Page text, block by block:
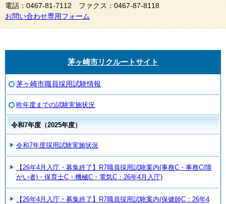
電話：0467-81-7112 ファクス：0467-87-8118
お問い合わせ専用フォーム
茅ヶ崎市リクルートサイト
茅ヶ崎市職員採用試験情報
昨年度までの試験実施状況
令和7年度（2025年度）
令和7年度採用試験実施状況
【26年4月入庁・募集終了】R7職員採用試験案内(事務C・事務C(障
がい者)・保育士C・機械C・電気C：26年4月入庁)
【26年4月入庁・募集終了】R7職員採用試験案内(保健師C：26年4